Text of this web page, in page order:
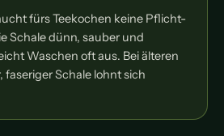
fürs Teekochen keine Pflicht-
Schale dünn, sauber und
Waschen oft aus. Bei älteren
faseriger Schale lohnt sich